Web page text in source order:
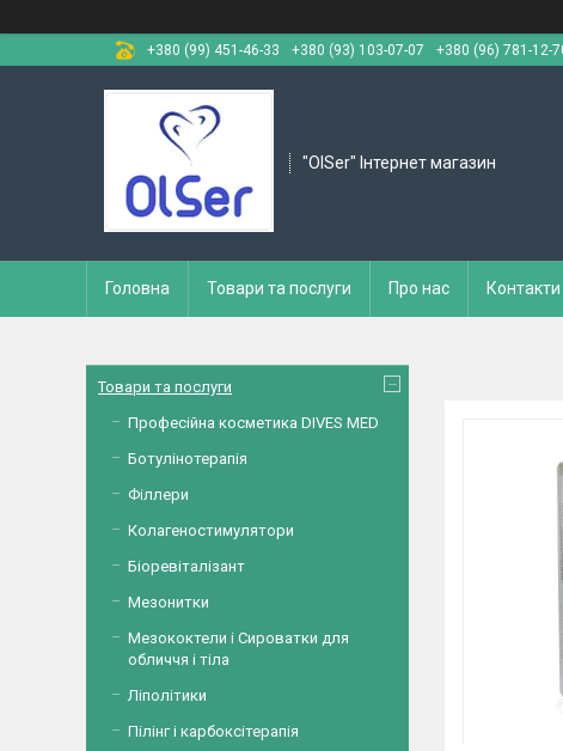
+380 (99) 451-46-33
+380 (93) 103-07-07 +380 (96) 781-12-
"OlSer" Інтернет магазин
Головна Товари та послуги Про нас Контакти
Товари та послуги
Професійна косметика DIVES MED
Ботулінотерапія
Філлери
Колагеностимулятори
Біоревіталізант
Мезонитки
Мезококтели і Сироватки для
обличчя і тіла
Ліполітики
Пілінг і карбоксітерапія